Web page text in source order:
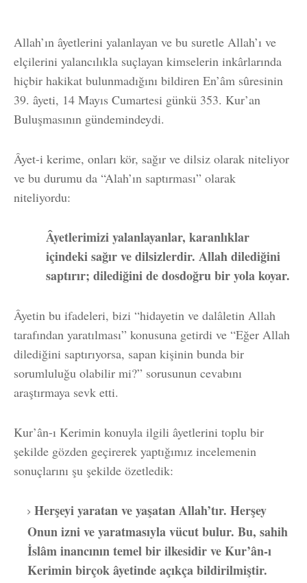
Allah’ın âyetlerini yalanlayan ve bu suretle Allah’ı ve
elçilerini yalancılıkla suçlayan kimselerin inkârlarında
hiçbir hakikat bulunmadığını bildiren En’âm sûresinin
39. âyeti, 14 Mayıs Cumartesi günkü 353. Kur’an
Buluşmasının gündemindeydi.
Âyet-i kerime, onları kör, sağır ve dilsiz olarak niteliyor
ve bu durumu da “Alah’ın saptırması” olarak
niteliyordu:
Âyetlerimizi yalanlayanlar, karanlıklar
içindeki sağır ve dilsizlerdir. Allah dilediğini
saptırır; dilediğini de dosdoğru bir yola koyar.
Âyetin bu ifadeleri, bizi “hidayetin ve dalâletin Allah
tarafından yaratılması” konusuna getirdi ve “Eğer Allah
dilediğini saptırıyorsa, sapan kişinin bunda bir
sorumluluğu olabilir mi?” sorusunun cevabını
araştırmaya sevk etti.
Kur’ân-ı Kerimin konuyla ilgili âyetlerini toplu bir
şekilde gözden geçirerek yaptığımız incelemenin
sonuçlarını şu şekilde özetledik:
Herşeyi yaratan ve yaşatan Allah’tır. Herşey
Onun izni ve yaratmasıyla vücut bulur. Bu, sahih
İslâm inancının temel bir ilkesidir ve Kur’ân-ı
Kerimin birçok âyetinde açıkça bildirilmiştir.